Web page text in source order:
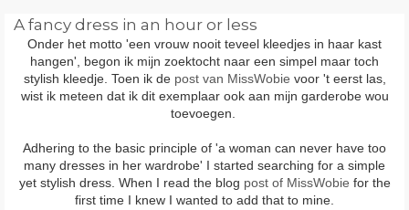
CONTACT
A fancy dress in an hour or less
Onder het motto 'een vrouw nooit teveel kleedjes in haar kast
hangen', begon ik mijn zoektocht naar een simpel maar toch
stylish kleedje. Toen ik de post van MissWobie voor 't eerst las,
wist ik meteen dat ik dit exemplaar ook aan mijn garderobe wou
toevoegen.
Adhering to the basic principle of 'a woman can never have too
many dresses in her wardrobe' I started searching for a simple
yet stylish dress. When I read the blog post of MissWobie for the
first time I knew I wanted to add that to mine.